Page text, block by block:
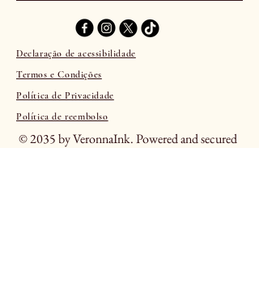
Declaração de acessibilidade
Termos e Condições
Política de Privacidade
Política de reembolso
© 2035 by VeronnaInk. Powered and secured